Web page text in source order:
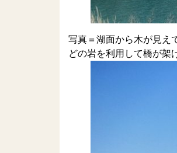
写真＝湖面から木が見え
どの岩を利用して橋が架